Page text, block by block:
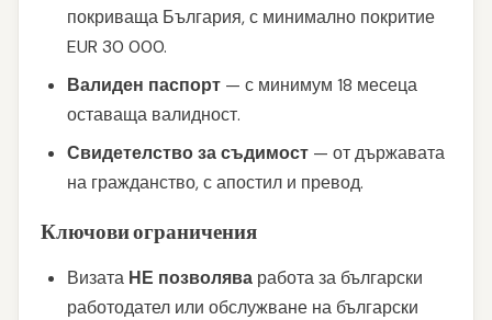
покриваща България, с минимално покритие
EUR 30 000.
Валиден паспорт — с минимум 18 месеца
оставаща валидност.
Свидетелство за съдимост — от държавата
на гражданство, с апостил и превод.
Ключови ограничения
Визата НЕ позволява работа за български
работодател или обслужване на български